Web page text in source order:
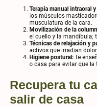
Terapia manual intraoral
los músculos
musculatura de la cara.
Movilización de la
el cuello y la mandíbula;
Técnicas de relajación y
activos que irradian
Higiene postural: Te
o casa para evitar que la
Recupera tu
salir de casa